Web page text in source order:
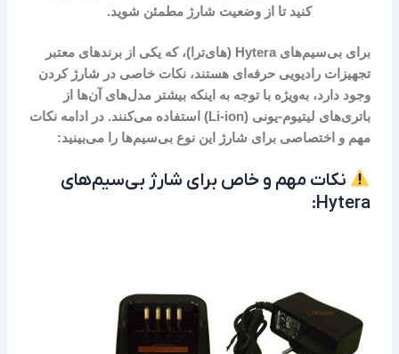
کنید تا از وضعیت شارژ مطمئن شوید.
برای بی‌سیم‌هایHytera (های‌ترا)، که یکی از برندهای معتبر
تجهیزات رادیویی حرفه‌ای هستند، نکات خاصی در شارژ کردن
وجود دارد، به‌ویژه با توجه به اینکه بیشتر مدل‌های آن‌ها از
باتری‌های لیتیوم-یونی (Li-ion)
استفاده می‌کنند. در ادامه نکات
مهم و اختصاصی برای شارژ این نوع بی‌سیم‌ها را می‌بینید:
نکات مهم و خاص برای شارژ بی‌سیم‌های
Hytera: